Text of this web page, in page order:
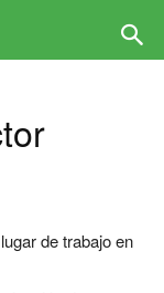
de trabajo en